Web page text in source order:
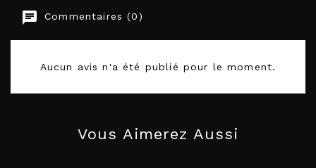
Commentaires (0)
Aucun avis n'a été publié pour le moment.
Vous Aimerez Aussi